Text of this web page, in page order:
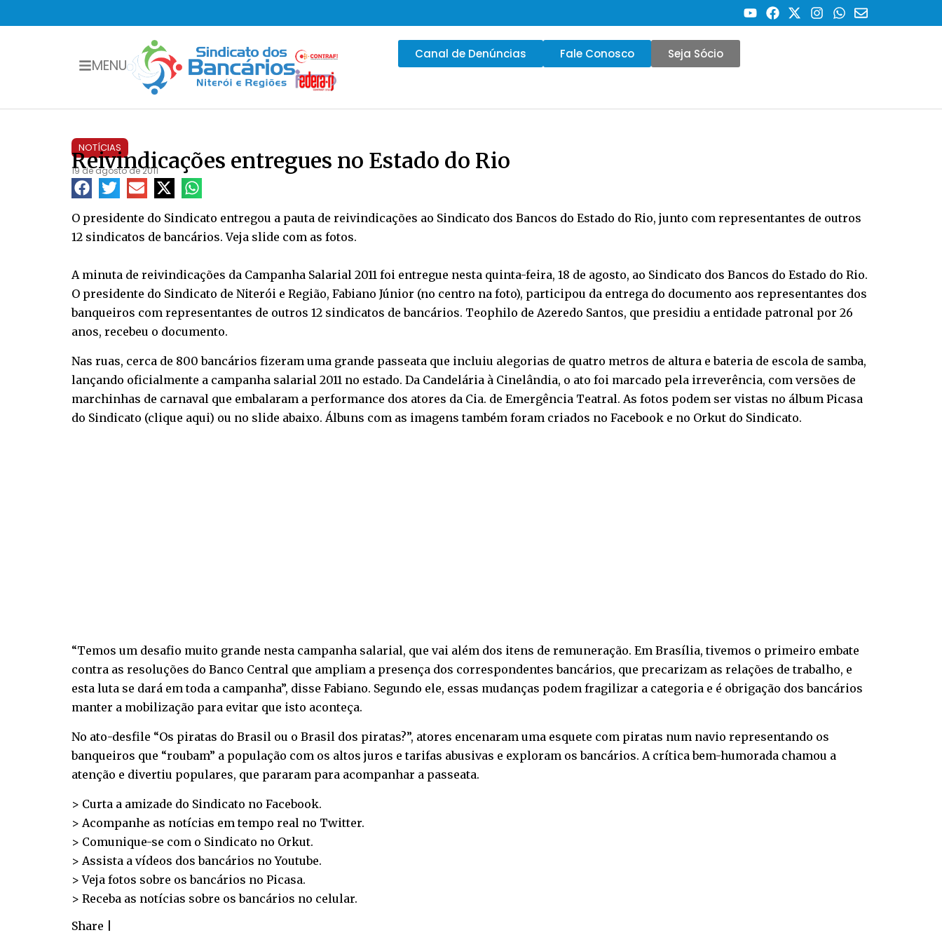
MENU
Canal de Denúncias Fale Conosco Seja Sócio
NOTÍCIAS
Reivindicações entregues no Estado do Rio
19 de agosto de 2011
O presidente do Sindicato entregou a pauta de reivindicações ao Sindicato dos Bancos do Estado do Rio, junto com representantes de outros
12 sindicatos de bancários. Veja slide com as fotos.
A minuta de reivindicações da Campanha Salarial 2011 foi entregue nesta quinta-feira, 18 de agosto, ao Sindicato dos Bancos do Estado do Rio.
O presidente do Sindicato de Niterói e Região, Fabiano Júnior (no centro na foto), participou da entrega do documento aos representantes dos
banqueiros com representantes de outros 12 sindicatos de bancários. Teophilo de Azeredo Santos, que presidiu a entidade patronal por 26
anos, recebeu o documento.
Nas ruas, cerca de 800 bancários fizeram uma grande passeata que incluiu alegorias de quatro metros de altura e bateria de escola de samba,
lançando oficialmente a campanha salarial 2011 no estado. Da Candelária à Cinelândia, o ato foi marcado pela irreverência, com versões de
marchinhas de carnaval que embalaram a performance dos atores da Cia. de Emergência Teatral. As fotos podem ser vistas no álbum Picasa
do Sindicato (clique aqui) ou no slide abaixo. Álbuns com as imagens também foram criados no Facebook e no Orkut do Sindicato.
“Temos um desafio muito grande nesta campanha salarial, que vai além dos itens de remuneração. Em Brasília, tivemos o primeiro embate
contra as resoluções do Banco Central que ampliam a presença dos correspondentes bancários, que precarizam as relações de trabalho, e
esta luta se dará em toda a campanha”, disse Fabiano. Segundo ele, essas mudanças podem fragilizar a categoria e é obrigação dos bancários
manter a mobilização para evitar que isto aconteça.
No ato-desfile “Os piratas do Brasil ou o Brasil dos piratas?”, atores encenaram uma esquete com piratas num navio representando os
banqueiros que “roubam” a população com os altos juros e tarifas abusivas e exploram os bancários. A crítica bem-humorada chamou a
atenção e divertiu populares, que pararam para acompanhar a passeata.
> Curta a amizade do Sindicato no Facebook.
> Acompanhe as notícias em tempo real no Twitter.
> Comunique-se com o Sindicato no Orkut.
> Assista a vídeos dos bancários noYoutube.
> Veja fotos sobre os bancários no Picasa.
> Receba as notícias sobre os bancários no celular.
Share